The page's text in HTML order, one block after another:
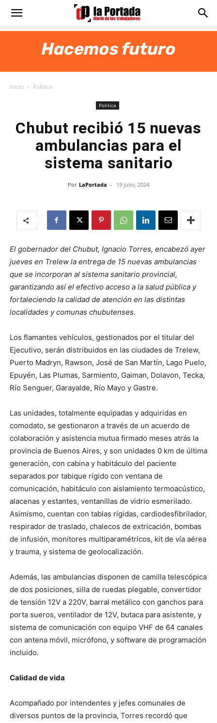
Diario
Inicio Politica
Politica
Chubut recibió 15 nuevas
ambulancias para el
sistema sanitario
Por LaPortada - 19 julio, 2024
El gobernador del Chubut, Ignacio Torres, encabezó ayer
jueves en Trelew la entrega de 15 nuevas ambulancias
que se incorporan al sistema sanitario provincial,
garantizando así el efectivo acceso a la salud pública y
fortaleciendo la calidad de atención en las distintas
localidades y comunas chubutenses.
Los flamantes vehículos, gestionados por el titular del
Ejecutivo, serán distribuidos en las ciudades de Trelew,
Puerto Madryn, Rawson, José de San Martín, Lago Puelo,
Epuyén, Las Plumas, Sarmiento, Gaiman, Dolavon, Tecka,
Río Senguer, Garayalde, Río Mayo y Gastre.
Las unidades, totalmente equipadas y adquiridas en
comodato, se gestionaron a través de un acuerdo de
colaboración y asistencia mutua firmado meses atrás la
provincia de Buenos Aires, y son unidades 0 km de última
generación, con cabina y habitáculo del paciente
separados por tabique rígido con ventana de
comunicación, habitáculo con aislamiento termoacústico,
alacenas y estantes, ventanillas de vidrio esmerilado.
Asimismo, cuentan con tablas rígidas, cardiodesfibrilador,
respirador de traslado, chalecos de extricación, bombas
de infusión, monitores multiparamétricos, kit de vía aérea
y trauma, y sistema de geolocalización.
Además, las ambulancias disponen de camilla telescópica
de dos posiciones, silla de ruedas plegable, convertidor
de tensión 12V a 220V, barral metálico con ganchos para
porta sueros, ventilador de 12V, butaca para asistente, y
sistema de comunicación con equipo VHF de 64 canales
con antena móvil, micrófono, y software de programación
incluido.
Calidad de vida
Acompañado por intendentes y jefes comunales de
diversos puntos de la provincia, Torres recordó que